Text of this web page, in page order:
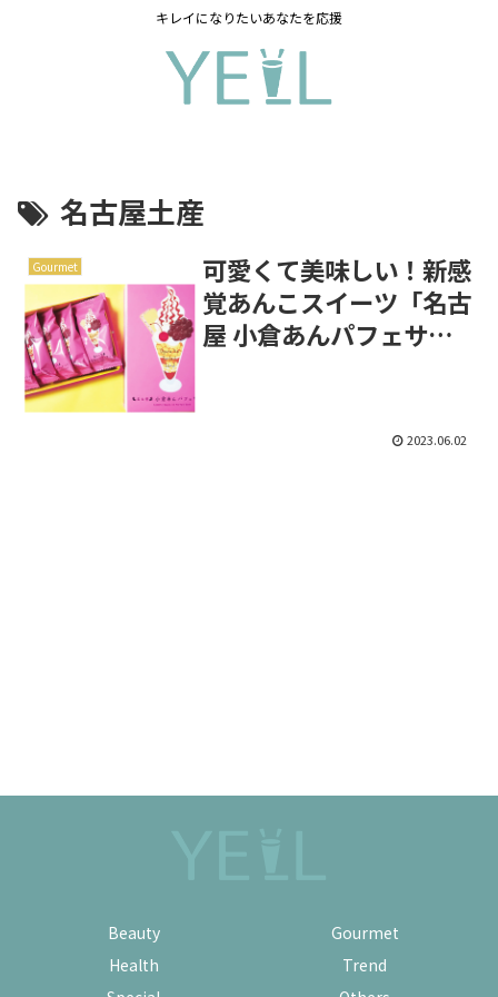
キレイになりたいあなたを応援
名古屋土産
Gourmet
可愛くて美味しい！新感
覚あんこスイーツ「名古
屋 小倉あんパフェサン
2023.06.02
Beauty
Gourmet
Health
Trend